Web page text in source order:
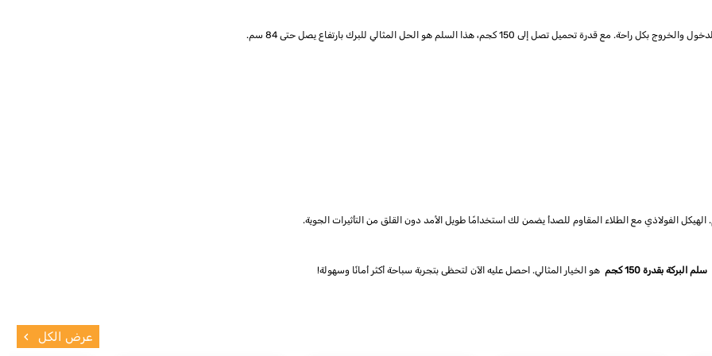
مع قدرة تحميل تصل إلى 150 كجم، هذا السلم هو الحل المثالي للبرك بارتفاع يصل حتى 84 سم.
الهيكل الفولاذي مع الطلاء المقاوم للصدأ يضمن لك استخدامًا طويل الأمد دون القلق من التأثيرات الجوية.
سلم البركة بقدرة 150 كجم هو الخيار المثالي. احصل عليه الآن لتحظى بتجربة سباحة أكثر أمانًا وسهولة!
عرض الكل